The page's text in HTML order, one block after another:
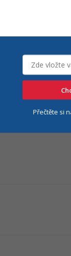
korun,
byla
Přečtěte si